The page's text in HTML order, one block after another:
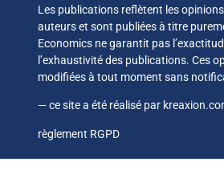
Les publications reflètent les
auteurs et sont publiées à titre
Economics ne garantit pas
l’exhaustivité des publications. Ces
modifiées à tout moment sans
— ce site a été réalisé par
règlement RGPD